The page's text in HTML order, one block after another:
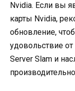
Nvidia. Если вы
карты Nvidia,
обновление,
удовольствие
Server Slam и